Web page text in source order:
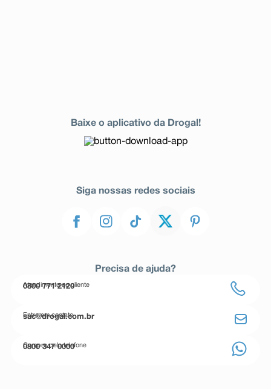
Baixe o aplicativo da Drogal!
Siga nossas redes sociais
Precisa de ajuda?
Atendimento ao cliente
0800 771 2120
Entre em contato
sac@drogal.com.br
Compre pelo telefone
0800 347 0000